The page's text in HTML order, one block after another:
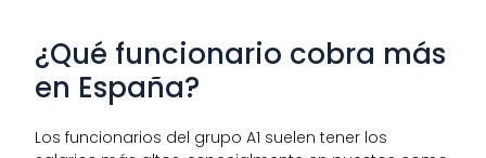
¿Qué funcionario cobra más
en España?
Los funcionarios del grupo A1 suelen tener los